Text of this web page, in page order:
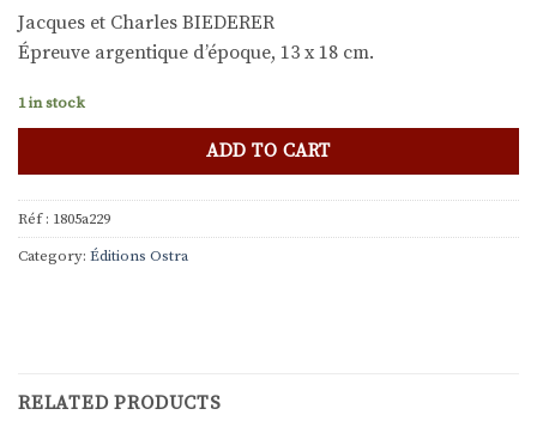
Jacques et Charles BIEDERER
Épreuve argentique d’époque, 13 x 18 cm.
1 in stock
ADD TO CART
Réf : 1805a229
Category: Éditions Ostra
RELATED PRODUCTS